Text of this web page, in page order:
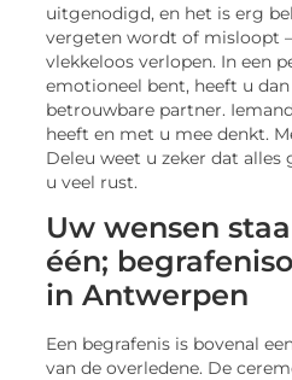
uitgenodigd, en het is erg
vergeten wordt of misloopt
vlekkeloos verlopen. In een
emotioneel bent, heeft u
betrouwbare partner.
heeft en met u mee denkt.
Deleu weet u zeker dat
u veel rust.
Uw wensen
één;
in Antwerpen
Een begrafenis is bovenal
van de overledene. De